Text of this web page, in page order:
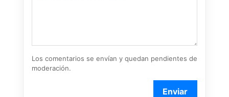
Los comentarios se envían y quedan pendientes de
moderación.
Enviar